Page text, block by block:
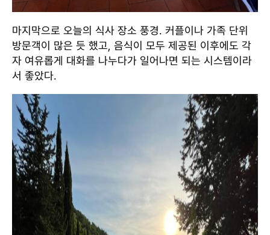
마지막으로 오늘의 식사 장소 풍경. 커플이나 가족 단위
방문객이 많은 듯 했고, 음식이 모두 제공된 이후에도 각
자 여유롭게 대화를 나누다가 일어나면 되는 시스템이라
서 좋았다.